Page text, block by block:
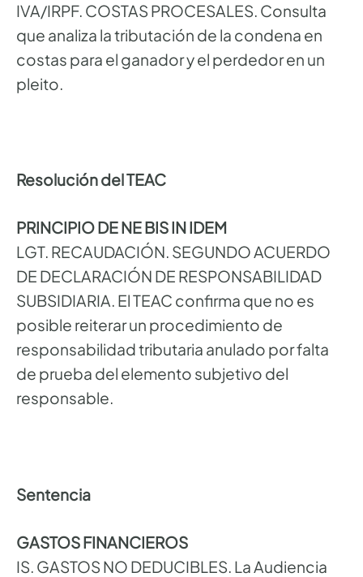
IVA/IRPF. COSTAS PROCESALES. Consulta
que analiza la tributación de la condena en
costas para el ganador y el perdedor en un
pleito.
Resolución del TEAC
PRINCIPIO DE NE BIS IN IDEM
LGT. RECAUDACIÓN. SEGUNDO ACUERDO
DE DECLARACIÓN DE RESPONSABILIDAD
SUBSIDIARIA. El TEAC confirma que no es
posible reiterar un procedimiento de
responsabilidad tributaria anulado por falta
de prueba del elemento subjetivo del
responsable.
Sentencia
GASTOS FINANCIEROS
IS. GASTOS NO DEDUCIBLES. La Audiencia